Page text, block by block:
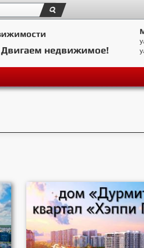
Двигаем недвижимое!